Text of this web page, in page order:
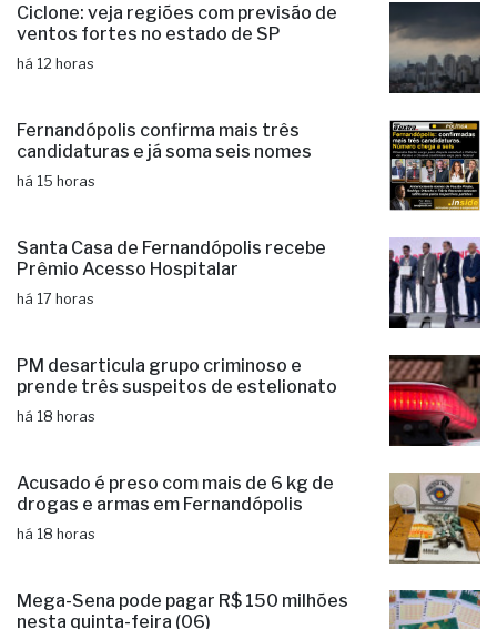
Ciclone: veja regiões com previsão de
ventos fortes no estado de SP
há 12 horas
Fernandópolis confirma mais três
candidaturas e já soma seis nomes
há 15 horas
Santa Casa de Fernandópolis recebe
Prêmio Acesso Hospitalar
há 17 horas
PM desarticula grupo criminoso e
prende três suspeitos de estelionato
há 18 horas
Acusado é preso com mais de 6 kg de
drogas e armas em Fernandópolis
há 18 horas
Mega-Sena pode pagar R$ 150 milhões
nesta quinta-feira (06)